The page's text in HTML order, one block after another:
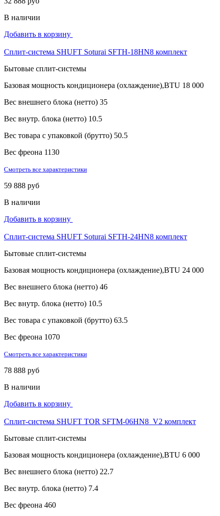
В наличии
Добавить в корзину
Сплит-система SHUFT Soturai SFTH-18HN8 комплект
Бытовые сплит-системы
Базовая мощность кондиционера (охлаждение),BTU 18 000
Вес внешнего блока (нетто) 35
Вес внутр. блока (нетто) 10.5
Вес товара с упаковкой (брутто) 50.5
Вес фреона 1130
Смотреть все характеристики
59 888 руб
В наличии
Добавить в корзину
Сплит-система SHUFT Soturai SFTH-24HN8 комплект
Бытовые сплит-системы
Базовая мощность кондиционера (охлаждение),BTU 24 000
Вес внешнего блока (нетто) 46
Вес внутр. блока (нетто) 10.5
Вес товара с упаковкой (брутто) 63.5
Вес фреона 1070
Смотреть все характеристики
78 888 руб
В наличии
Добавить в корзину
Сплит-система SHUFT TOR SFTM-06HN8_V2 комплект
Бытовые сплит-системы
Базовая мощность кондиционера (охлаждение),BTU 6 000
Вес внешнего блока (нетто) 22.7
Вес внутр. блока (нетто) 7.4
Вес фреона 460